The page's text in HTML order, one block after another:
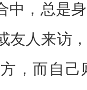
中，总是
友人来访
，而自